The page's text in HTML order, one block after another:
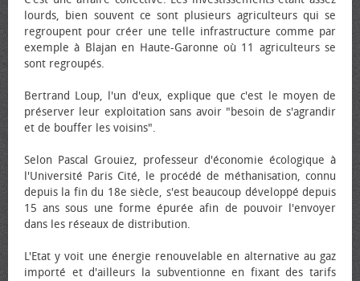
lourds, bien souvent ce sont plusieurs agriculteurs qui se
regroupent pour créer une telle infrastructure comme par
exemple à Blajan en Haute-Garonne où 11 agriculteurs se
sont regroupés.
Bertrand Loup, l'un d'eux, explique que c'est le moyen de
préserver leur exploitation sans avoir "besoin de s'agrandir
et de bouffer les voisins".
Selon Pascal Grouiez, professeur d'économie écologique à
l'Université Paris Cité, le procédé de méthanisation, connu
depuis la fin du 18e siècle, s'est beaucoup développé depuis
15 ans sous une forme épurée afin de pouvoir l'envoyer
dans les réseaux de distribution.
L'Etat y voit une énergie renouvelable en alternative au gaz
importé et d'ailleurs la subventionne en fixant des tarifs